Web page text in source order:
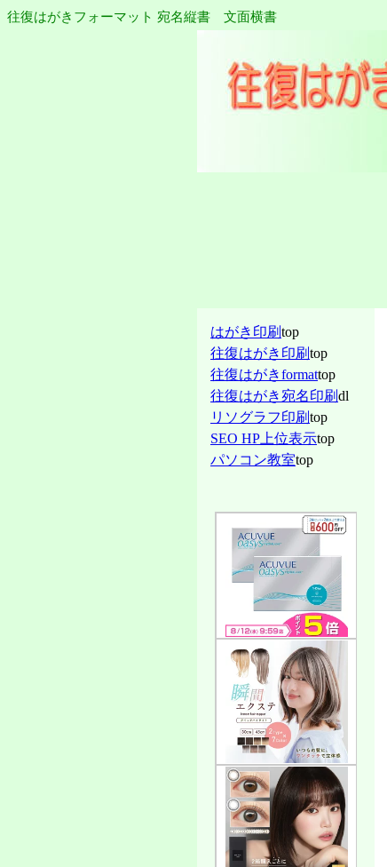
往復はがきフォーマット 宛名縦書 文面横書
はがき印刷top
往復はがき印刷top
往復はがきformattop
往復はがき宛名印刷dl
リソグラフ印刷top
SEO HP上位表示top
パソコン教室top